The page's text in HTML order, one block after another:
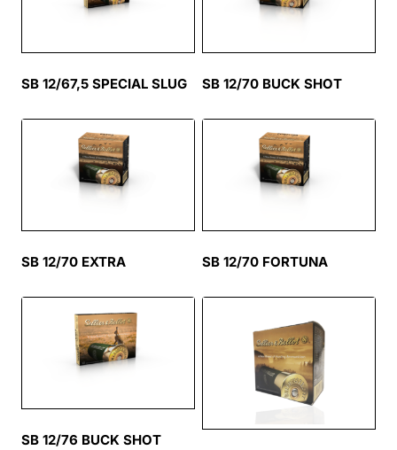
SB 12/67,5 SPECIAL SLUG SB 12/70 BUCK SHOT
SB 12/70 EXTRA SB 12/70 FORTUNA
SB 12/76 BUCK SHOT